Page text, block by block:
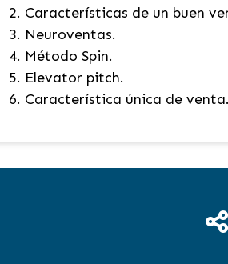
Características de un buen
Neuroventas.
Método Spin.
Elevator pitch.
Característica única de venta.